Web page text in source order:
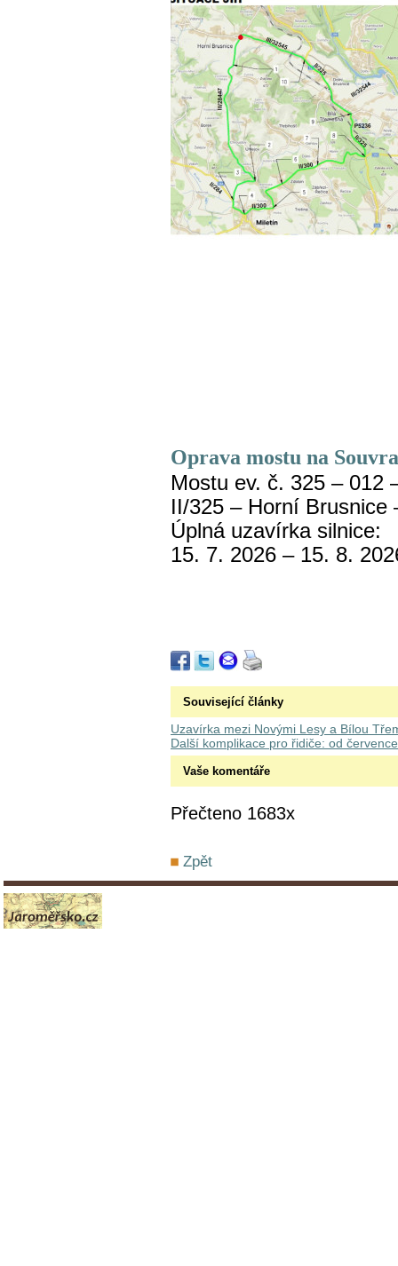
Oprava mostu na
Mostu ev. č. 325 – 012
II/325 – Horní
Úplná uzavírka silnice:
15. 7. 2026 – 15. 8.
Související články
Uzavírka mezi Novými Lesy a Bílou
Další komplikace pro řidiče: od
Vaše komentáře
Přečteno 1683x
Zpět